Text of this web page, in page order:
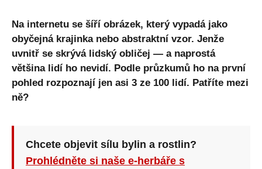
Na internetu se šíří obrázek, který vypadá jako
obyčejná krajinka nebo abstraktní vzor. Jenže
uvnitř se skrývá lidský obličej — a naprostá
většina lidí ho nevidí. Podle průzkumů ho na první
pohled rozpoznají jen asi 3 ze 100 lidí. Patříte mezi
ně?
Chcete objevit sílu bylin a rostlin?
Prohlédněte si naše e-herbáře s